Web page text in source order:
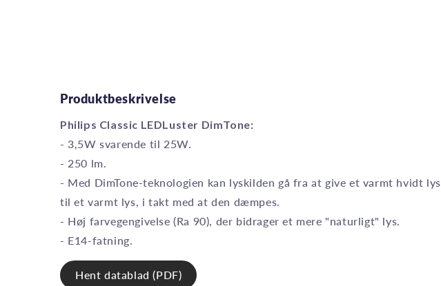
Produktbeskrivelse
Philips Classic LEDLuster DimTone:
- 3,5W svarende til 25W.
- 250 lm.
- Med DimTone-teknologien kan lyskilden gå fra at give et varmt hvidt lys
til et varmt lys, i takt med at den dæmpes.
- Høj farvegengivelse (Ra 90), der bidrager et mere "naturligt" lys.
- E14-fatning.
Hent datablad (PDF)